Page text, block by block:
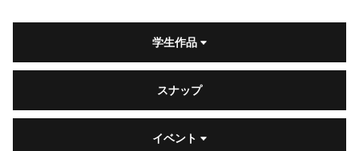
学生作品
スナップ
イベント